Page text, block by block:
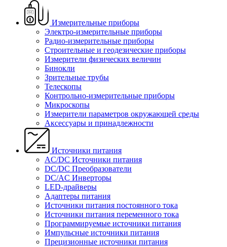
Измерительные приборы
Электро-измерительные приборы
Радио-измерительные приборы
Строительные и геодезические приборы
Измерители физических величин
Бинокли
Зрительные трубы
Телескопы
Контрольно-измерительные приборы
Микроскопы
Измерители параметров окружающей среды
Аксессуары и принадлежности
Источники питания
AC/DC Источники питания
DC/DC Преобразователи
DC/AC Инверторы
LED-драйверы
Адаптеры питания
Источники питания постоянного тока
Источники питания переменного тока
Программируемые источники питания
Импульсные источники питания
Прецизионные источники питания